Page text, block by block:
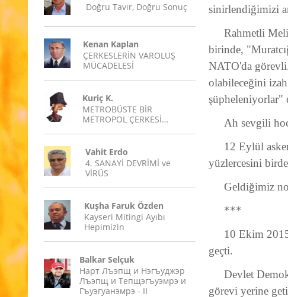
Doğru Tavır, Doğru Sonuç
Kenan Kaplan
ÇERKESLERİN VAROLUŞ
MÜCADELESİ
Kuriç K.
METROBÜSTE BİR
METROPOL ÇERKESİ…
Vahit Erdo
4. SANAYİ DEVRİMİ ve
VİRÜS
Kuşha Faruk Özden
Kayseri Mitingi Ayıbı
Hepimizin
Balkar Selçuk
Нарт Лъэпщ и Нэгъуджэр
Лъэпщ и Тепщэгъуэмрэ и
Гъуэгуанэмрэ - II
sinirlendiğimizi
Rahmetli
birinde,
NATO'da
olabileceğini
şüpheleniyorlar"
Ah sevgili
12 Eylül
yüzlercesini
Geldiğimiz
***
10 Ekim
geçti.
Devlet
görevi yerine